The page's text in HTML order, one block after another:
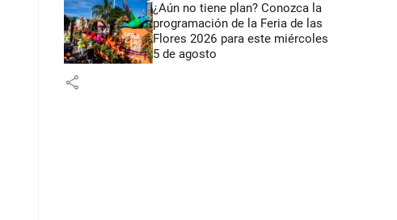
¿Aún no tiene plan? Conozca la
programación de la Feria de las
Flores 2026 para este miércoles
5 de agosto
share